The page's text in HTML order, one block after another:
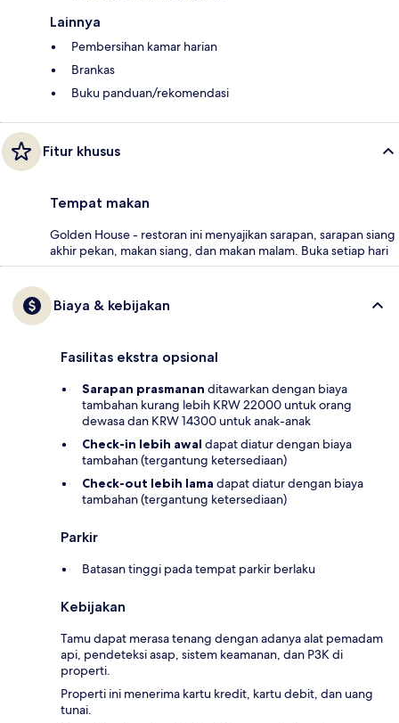
Lainnya
Pembersihan kamar harian
Brankas
Buku panduan/rekomendasi
Fitur khusus
Tempat makan
Golden House - restoran ini menyajikan sarapan, sarapan siang
akhir pekan, makan siang, dan makan malam. Buka setiap hari
Biaya & kebijakan
Fasilitas ekstra opsional
Sarapan prasmanan ditawarkan dengan biaya
tambahan kurang lebih KRW 22000 untuk orang
dewasa dan KRW 14300 untuk anak-anak
Check-in lebih awal dapat diatur dengan biaya
tambahan (tergantung ketersediaan)
Check-out lebih lama dapat diatur dengan biaya
tambahan (tergantung ketersediaan)
Parkir
Batasan tinggi pada tempat parkir berlaku
Kebijakan
Tamu dapat merasa tenang dengan adanya alat pemadam
api, pendeteksi asap, sistem keamanan, dan P3K di
properti.
Properti ini menerima kartu kredit, kartu debit, dan uang
tunai.